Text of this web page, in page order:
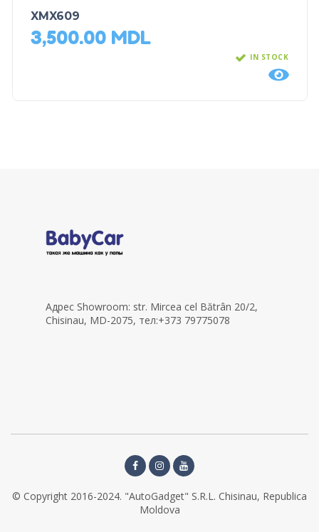
XMX609
3,500.00 MDL
IN STOCK
Адрес Showroom: str. Mircea cel Bătrân 20/2,
Chisinau, MD-2075, тел:+373 79775078
© Copyright 2016-2024. "AutoGadget" S.R.L. Chisinau, Republica
Moldova